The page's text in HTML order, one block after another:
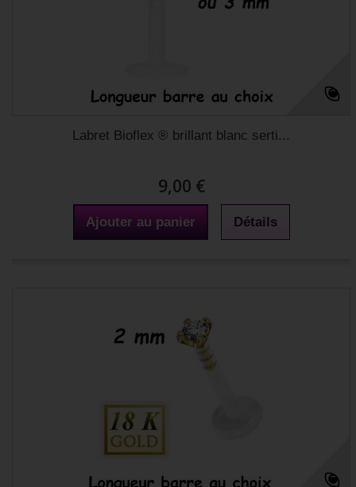
Labret Bioflex ® brillant blanc serti...
9,00 €
Ajouter au panier Détails